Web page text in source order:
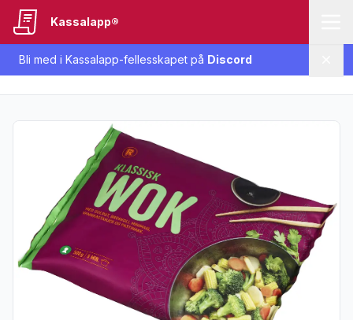
Bli med i Kassalapp-fellesskapet på Discord
Kassalapp®